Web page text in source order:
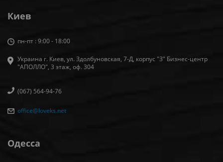
Киев
пн-пт : 9:00 - 18:00
Украина г. Киев, ул. Здолбуновская, 7-Д, корпус "З" Бизнес-центр
"АПОЛЛО", 3 этаж, оф. 304
(067) 564-94-76
office@loveks.net
Одесса